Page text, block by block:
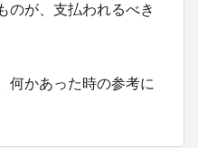
のが、支払われるべき
何かあった時の参考に